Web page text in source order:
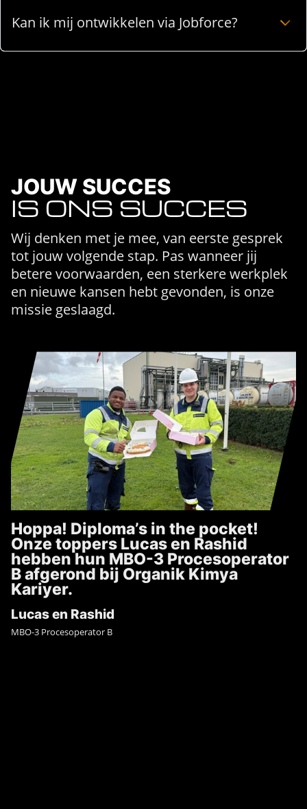
Kan ik mij ontwikkelen via Jobforce?
JOUW SUCCES
IS ONS SUCCES
Wij denken met je mee, van eerste gesprek
tot jouw volgende stap. Pas wanneer jij
betere voorwaarden, een sterkere werkplek
en nieuwe kansen hebt gevonden, is onze
missie geslaagd.
Hoppa! Diploma’s in the pocket!
Onze toppers Lucas en Rashid
hebben hun MBO-3 Procesoperator
B afgerond bij Organik Kimya
Kariyer.
Lucas en Rashid
MBO-3 Procesoperator B